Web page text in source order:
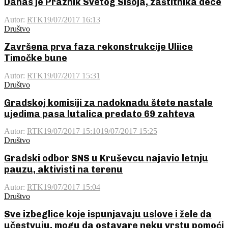
Autor: RTK19/07/2017 16:13
Društvo
Završena prva faza rekonstrukcije Uliice
Timočke bune
Autor: RTK19/07/2017 15:31
Društvo
Gradskoj komisiji za nadoknadu štete nastale
ujedima pasa lutalica predato 69 zahteva
Autor: RTK19/07/2017 15:1019/07/2017 15:25
Društvo
Gradski odbor SNS u Kruševcu najavio letnju
pauzu, aktivisti na terenu
Autor: RTK19/07/2017 15:04
Društvo
Sve izbeglice koje ispunjavaju uslove i žele da
učestvuju, mogu da ostavare neku vrstu pomoći